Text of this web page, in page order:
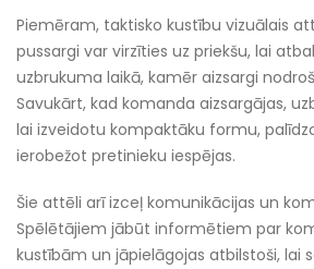
Piemēram, taktisko kustību vizuālais
pussargi var virzīties uz priekšu, lai
uzbrukuma laikā, kamēr aizsargi
Savukārt, kad komanda aizsargājas,
lai izveidotu kompaktāku formu,
ierobežot pretinieku iespējas.
Šie attēli arī izceļ komunikācijas un
Spēlētājiem jābūt informētiem par
kustībām un jāpielāgojas atbilstoši, lai